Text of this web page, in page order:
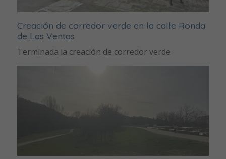
Creación de corredor verde en la calle Ronda
de Las Ventas
Terminada la creación de corredor verde